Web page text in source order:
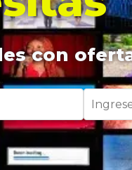
con